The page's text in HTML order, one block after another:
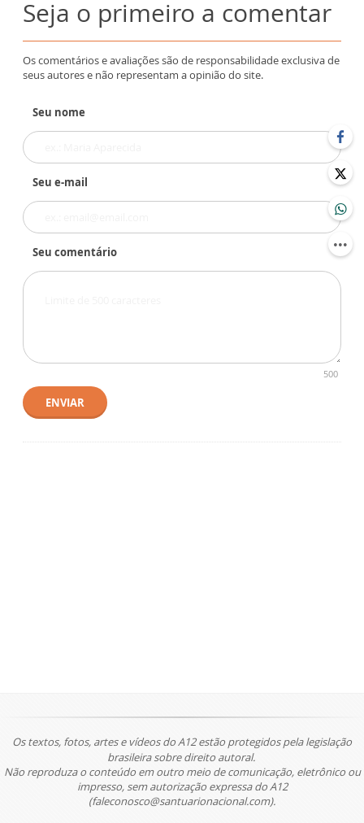
Seja o primeiro a comentar
Os comentários e avaliações são de responsabilidade exclusiva de
seus autores e não representam a opinião do site.
Seu nome
Seu e-mail
Seu comentário
500
ENVIAR
Os textos, fotos, artes e vídeos do A12 estão protegidos pela legislação
brasileira sobre direito autoral.
Não reproduza o conteúdo em outro meio de comunicação, eletrônico ou
impresso, sem autorização expressa do A12
(faleconosco@santuarionacional.com).